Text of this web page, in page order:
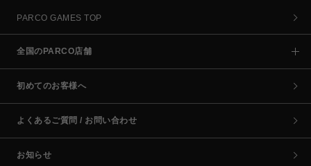
PARCO GAMES TOP
全国のPARCO店舗
初めてのお客様へ
よくあるご質問 / お問い合わせ
お知らせ